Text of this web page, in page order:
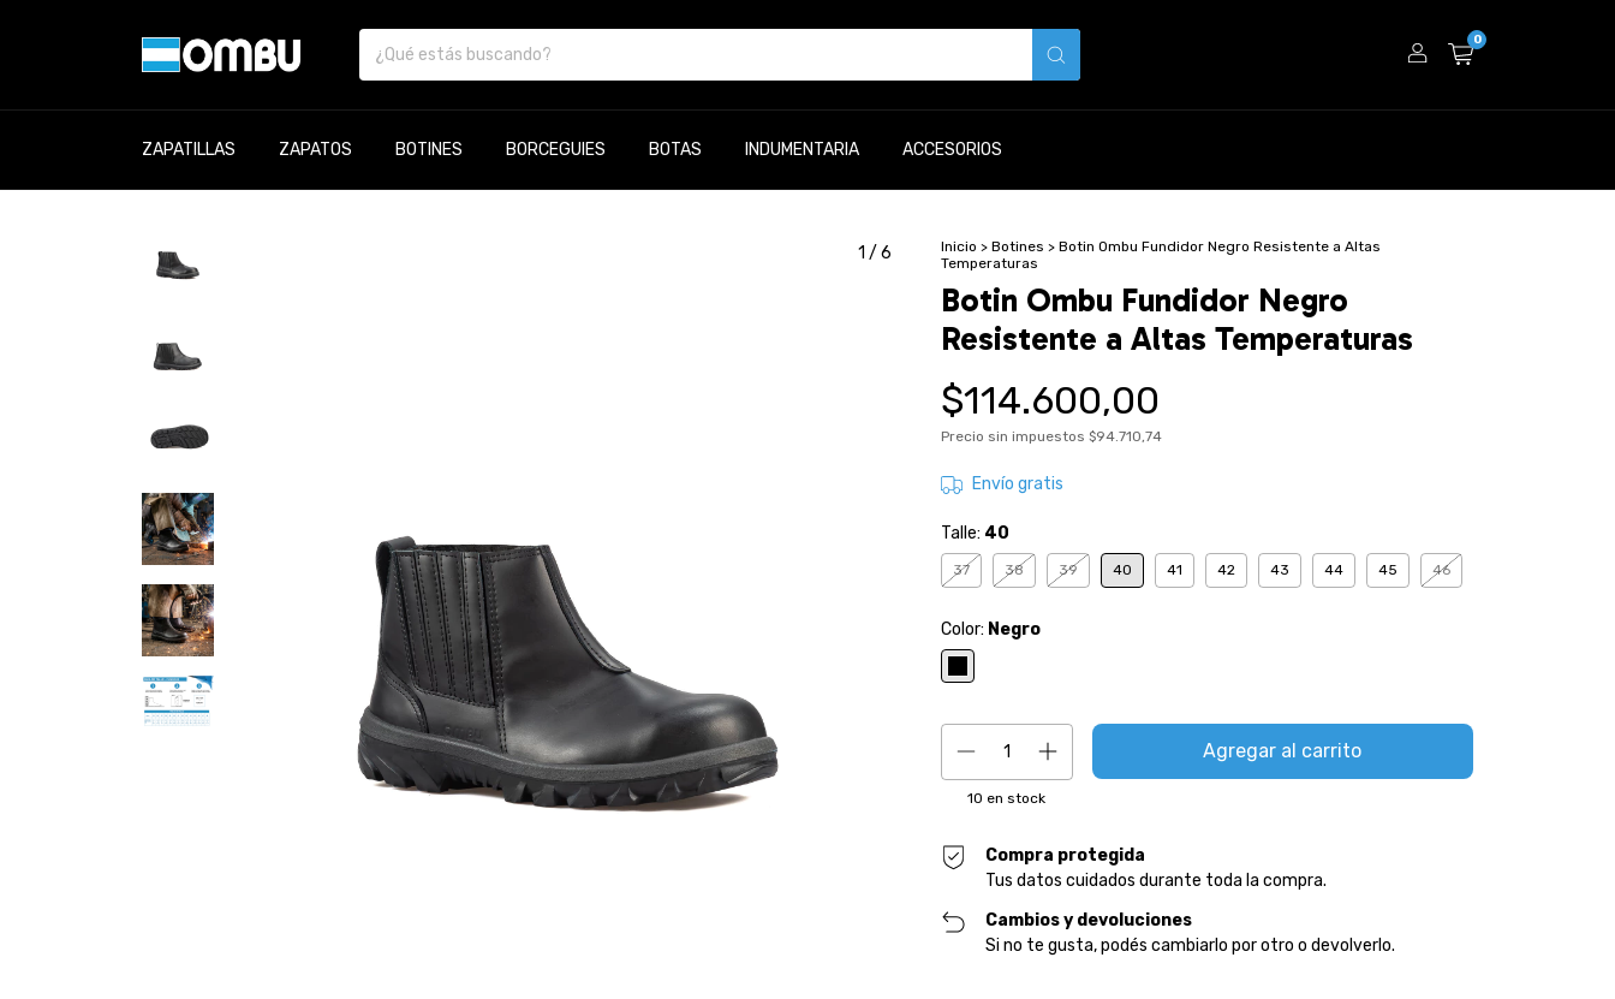
0
ZAPATILLAS ZAPATOS BOTINES BORCEGUIES BOTAS INDUMENTARIA ACCESORIOS
1 / 6 Inicio > Botines > Botin Ombu Fundidor Negro Resistente a Altas
Temperaturas
Botin Ombu Fundidor Negro
Resistente a Altas Temperaturas
$114.600,00
Precio sin impuestos $94.710,74
Envío gratis
Talle: 40
37 38 39 40 41 42 43 44 45 46
Color: Negro
10 en stock
Compra protegida
Tus datos cuidados durante toda la compra.
Cambios y devoluciones
Si no te gusta, podés cambiarlo por otro o devolverlo.